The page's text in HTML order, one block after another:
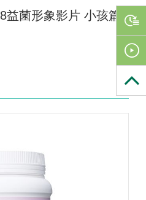
8益菌形象影片 小孩篇